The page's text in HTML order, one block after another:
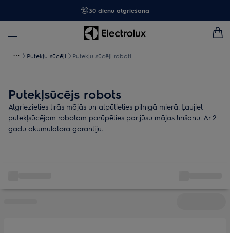
30 dienu atgriešana
Putekļu sūcēji Putekļu sūcēji roboti
Putekļsūcējs robots
Atgriezieties tīrās mājās un atpūtieties pilnīgā mierā. Ļaujiet
putekļsūcējam robotam parūpēties par jūsu mājas tīrīšanu. Ar 2
gadu akumulatora garantiju.